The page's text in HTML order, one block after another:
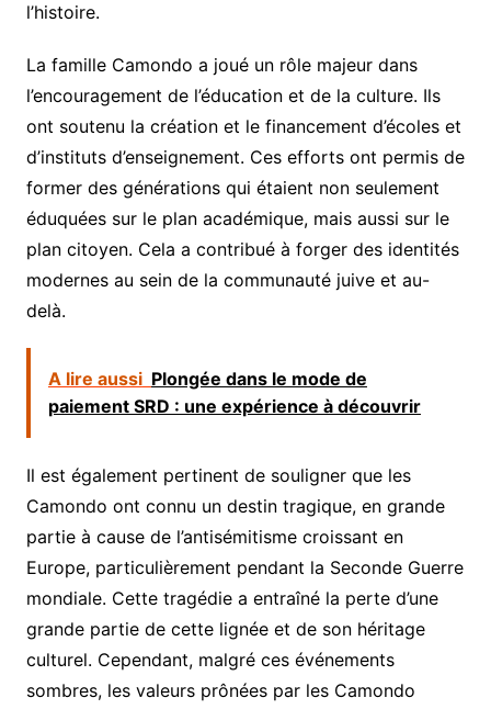
l’histoire.
La famille Camondo a joué un rôle majeur dans
l’encouragement de l’éducation et de la culture. Ils
ont soutenu la création et le financement d’écoles et
d’instituts d’enseignement. Ces efforts ont permis de
former des générations qui étaient non seulement
éduquées sur le plan académique, mais aussi sur le
plan citoyen. Cela a contribué à forger des identités
modernes au sein de la communauté juive et au-
delà.
A lire aussi Plongée dans le mode de
paiement SRD : une expérience à découvrir
Il est également pertinent de souligner que les
Camondo ont connu un destin tragique, en grande
partie à cause de l’antisémitisme croissant en
Europe, particulièrement pendant la Seconde Guerre
mondiale. Cette tragédie a entraîné la perte d’une
grande partie de cette lignée et de son héritage
culturel. Cependant, malgré ces événements
sombres, les valeurs prônées par les Camondo